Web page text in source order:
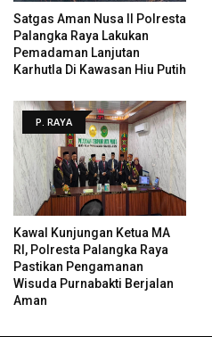
Satgas Aman Nusa II Polresta
Palangka Raya Lakukan
Pemadaman Lanjutan
Karhutla Di Kawasan Hiu Putih
P. RAYA
Kawal Kunjungan Ketua MA
RI, Polresta Palangka Raya
Pastikan Pengamanan
Wisuda Purnabakti Berjalan
Aman